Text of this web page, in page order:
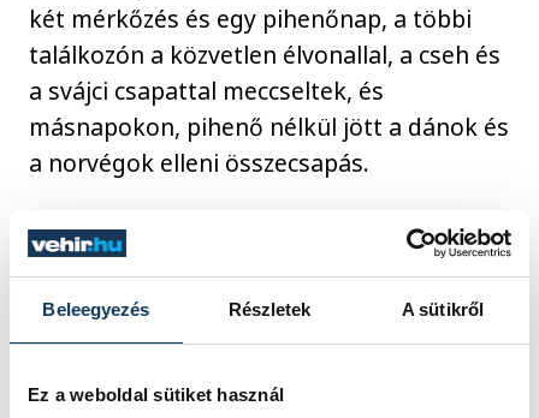
Beleegyezés Részletek A sütikről
Ez a weboldal sütiket használ
két mérkőzés és egy pihenőnap, a többi
találkozón a közvetlen élvonallal, a cseh és
a svájci csapattal meccseltek, és
másnapokon, pihenő nélkül jött a dánok és
a norvégok elleni összecsapás.
mostani állapotunkban
mindenre összpontosítunk